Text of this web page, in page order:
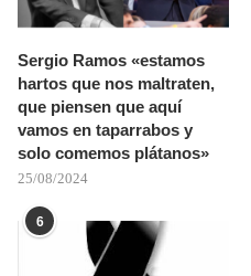
Sergio Ramos «estamos
hartos que nos maltraten,
que piensen que aquí
vamos en taparrabos y
solo comemos plátanos»
25/08/2024
6